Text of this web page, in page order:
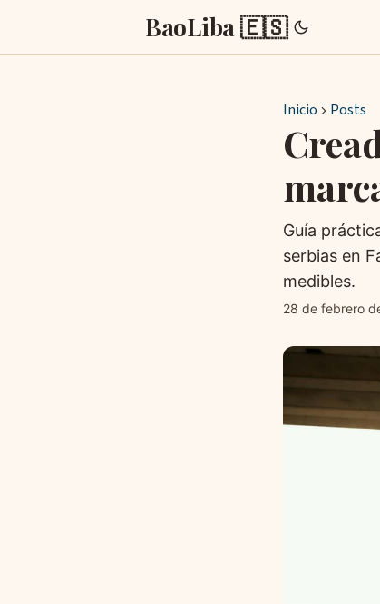
BaoLiba 🇪🇸
Inicio Posts
Guía
serbias en
medibles.
28 de febrero